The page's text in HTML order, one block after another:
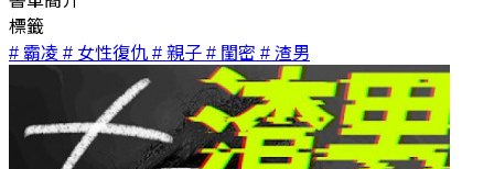
標籤
# 霸凌 # 女性復仇 # 親子 # 閨密 # 渣男